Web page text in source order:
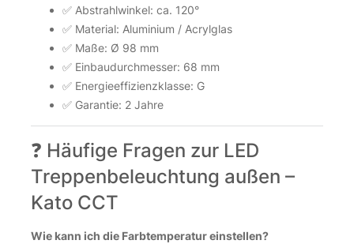
✅ Abstrahlwinkel: ca. 120°
✅ Material: Aluminium / Acrylglas
✅ Maße: Ø 98 mm
✅ Einbaudurchmesser: 68 mm
✅ Energieeffizienzklasse: G
✅ Garantie: 2 Jahre
❓ Häufige Fragen zur LED
Treppenbeleuchtung außen –
Kato CCT
Wie kann ich die Farbtemperatur einstellen?